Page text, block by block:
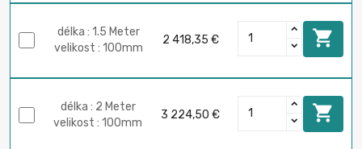
délka : 1.5 Meter
velikost : 100mm
2 418,35 € 
délka : 2 Meter
velikost : 100mm
3 224,50 € 